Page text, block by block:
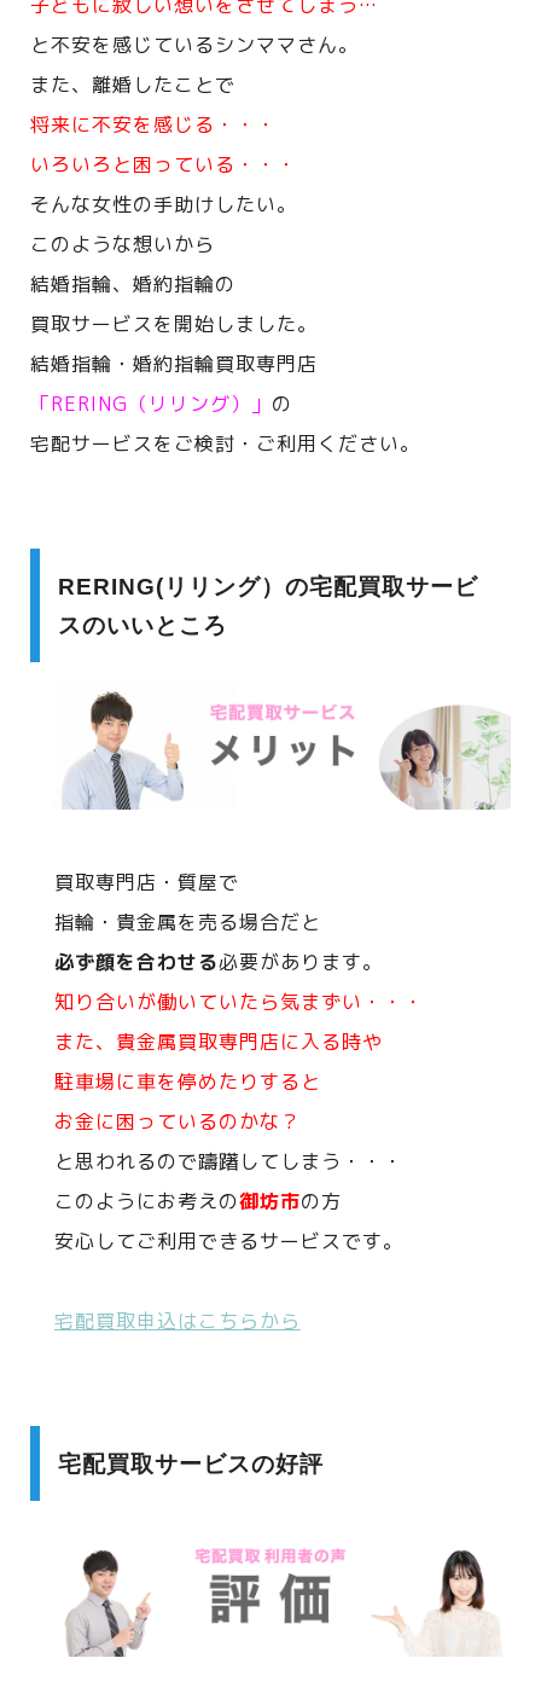
と不安を感じているシンママさん。
また、離婚したことで
将来に不安を感じる・・・
いろいろと困っている・・・
そんな女性の手助けしたい。
このような想いから
結婚指輪、婚約指輪の
買取サービスを開始しました。
結婚指輪・婚約指輪買取専門店
「RERING（リリング）」 の
宅配サービスをご検討・ご利用ください。
RERING(リリング）の宅配買取サービ
スのいいところ
買取専門店・質屋で
指輪・貴金属を売る場合だと
必ず顔を合わせる必要があります。
知り合いが働いていたら気まずい・・・
また、貴金属買取専門店に入る時や
駐車場に車を停めたりすると
お金に困っているのかな？
と思われるので躊躇してしまう・・・
このようにお考えの御坊市の方
安心してご利用できるサービスです。
宅配買取申込はこちらから
宅配買取サービスの好評